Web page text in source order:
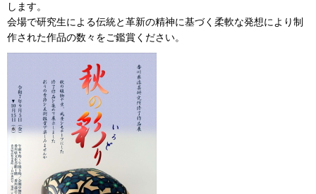
します。
会場で研究生による伝統と革新の精神に基づく柔軟な発想により制
作された作品の数々をご鑑賞ください。